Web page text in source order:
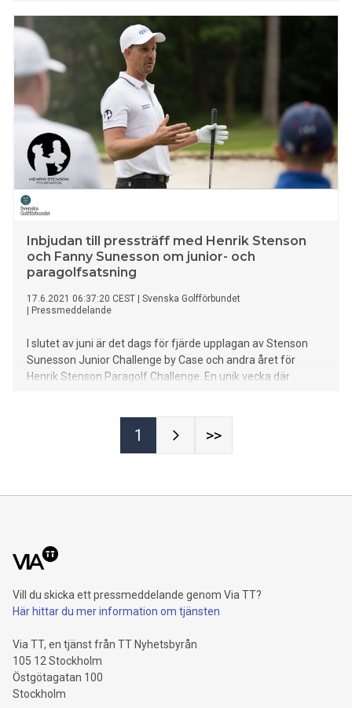
Inbjudan till pressträff med Henrik Stenson
och Fanny Sunesson om junior- och
paragolfsatsning
17.6.2021 06:37:20 CEST
Svenska Golfförbundet
Pressmeddelande
I slutet av juni är det dags för fjärde upplagan av Stenson
Sunesson Junior Challenge by Case och andra året för
Henrik Stenson Paragolf Challenge. En unik vecka där
Välkommen att höra mer på en digital pressträff måndag
1 >>
Vill du skicka ett pressmeddelande genom Via TT?
Här hittar du mer information om tjänsten
Via TT, en tjänst från TT Nyhetsbyrån
105 12 Stockholm
Östgötagatan 100
Stockholm